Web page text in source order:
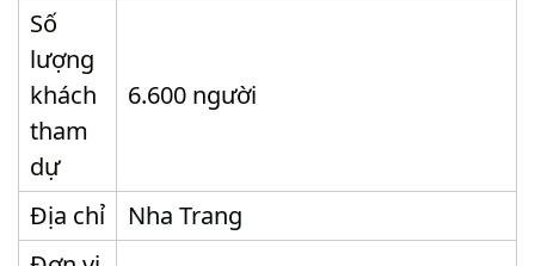
Số
lượng
khách
tham
dự
6.600 người
Địa chỉ
Nha Trang